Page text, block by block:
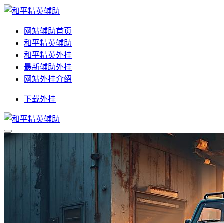
网站辅助首页
和平精英辅助
和平精英外挂
最新辅助外挂
网站外挂介绍
下载外挂